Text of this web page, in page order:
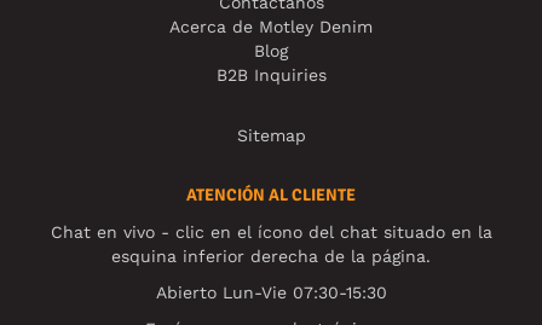
Acerca de Motley Denim
Blog
B2B Inquiries
Sitemap
ATENCIÓN AL CLIENTE
Chat en vivo - clic en el ícono del chat situado en la
esquina inferior derecha de la página.
Abierto Lun-Vie 07:30-15:30